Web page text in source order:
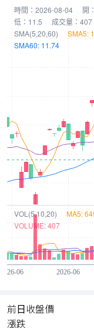
前日收盤價
漲跌